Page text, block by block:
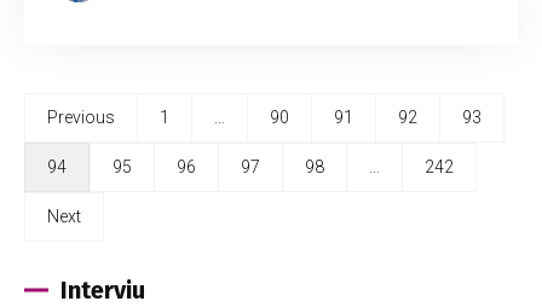
Previous 1 … 90 91 92 93
94 95 96 97 98 … 242
Next
Interviu